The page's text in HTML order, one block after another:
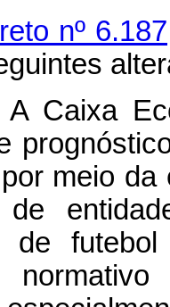
nº
A Caixa
meio
de